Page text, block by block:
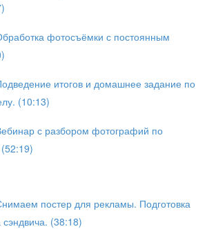
фотосъёмки с постоянным
итогов и домашнее задание по
(10:13)
с разбором фотографий по
постер для рекламы. Подготовка
(38:18)